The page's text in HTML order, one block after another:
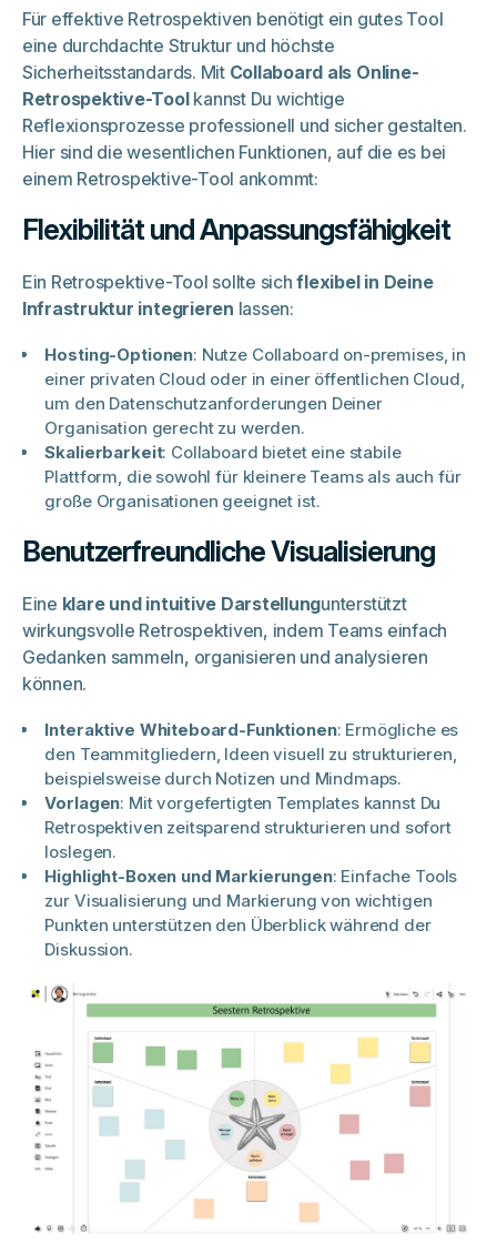
Für effektive Retrospektiven benötigt ein gutes Tool
eine durchdachte Struktur und höchste
Sicherheitsstandards. Mit Collaboard als Online-
Retrospektive-Toolkannst Du wichtige
Reflexionsprozesse professionell und sicher gestalten.
Hier sind die wesentlichen Funktionen, auf die es bei
einem Retrospektive-Tool ankommt:
Flexibilität und Anpassungsfähigkeit
Ein Retrospektive-Tool sollte sichflexibel in Deine
Infrastruktur integrieren lassen:
Hosting-Optionen: Nutze Collaboard on-premises, in
einer privaten Cloud oder in einer öffentlichen Cloud,
um den Datenschutzanforderungen Deiner
Organisation gerecht zu werden.
Skalierbarkeit: Collaboard bietet eine stabile
Plattform, die sowohl für kleinere Teams als auch für
große Organisationen geeignet ist.
Benutzerfreundliche Visualisierung
Eine klare und intuitive Darstellungunterstützt
wirkungsvolle Retrospektiven, indem Teams einfach
Gedanken sammeln, organisieren und analysieren
können.
Interaktive Whiteboard-Funktionen: Ermögliche es
den Teammitgliedern, Ideen visuell zu strukturieren,
beispielsweise durch Notizen und Mindmaps.
Vorlagen: Mit vorgefertigten Templates kannst Du
Retrospektiven zeitsparend strukturieren und sofort
loslegen.
Highlight-Boxen und Markierungen: Einfache Tools
zur Visualisierung und Markierung von wichtigen
Punkten unterstützen den Überblick während der
Diskussion.